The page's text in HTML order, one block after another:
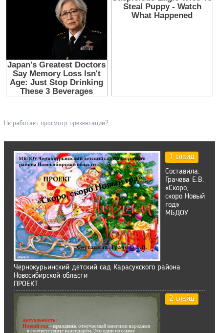
Не работает просмотр презентации?
1 слайд
Составила:
Грачева Е.В.
«Скоро,
скоро Новый
год»
МБДОУ
Чернокурьинский детский сад Карасукского района
Новосибирской области
ПРОЕКТ
2 слайд